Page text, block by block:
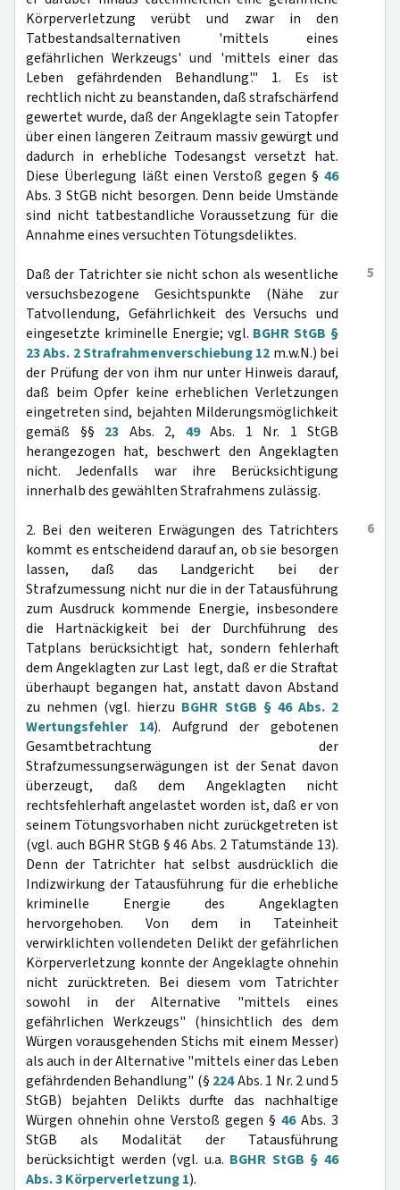
Körperverletzung verübt und zwar in den
Tatbestandsalternativen 'mittels eines
gefährlichen Werkzeugs' und 'mittels einer das
Leben gefährdenden Behandlung'." 1. Es ist
rechtlich nicht zu beanstanden, daß strafschärfend
gewertet wurde, daß der Angeklagte sein Tatopfer
über einen längeren Zeitraum massiv gewürgt und
dadurch in erhebliche Todesangst versetzt hat.
Diese Überlegung läßt einen Verstoß gegen § 46
Abs. 3 StGB nicht besorgen. Denn beide Umstände
sind nicht tatbestandliche Voraussetzung für die
Annahme eines versuchten Tötungsdeliktes.
5
Daß der Tatrichter sie nicht schon als wesentliche
versuchsbezogene Gesichtspunkte (Nähe zur
Tatvollendung, Gefährlichkeit des Versuchs und
eingesetzte kriminelle Energie; vgl. BGHR StGB §
23 Abs. 2 Strafrahmenverschiebung 12 m.w.N.) bei
der Prüfung der von ihm nur unter Hinweis darauf,
daß beim Opfer keine erheblichen Verletzungen
eingetreten sind, bejahten Milderungsmöglichkeit
gemäß §§ 23 Abs. 2, 49Abs. 1 Nr. 1 StGB
herangezogen hat, beschwert den Angeklagten
nicht. Jedenfalls war ihre Berücksichtigung
innerhalb des gewählten Strafrahmens zulässig.
6
2. Bei den weiteren Erwägungen des Tatrichters
kommt es entscheidend darauf an, ob sie besorgen
lassen, daß das Landgericht bei der
Strafzumessung nicht nur die in der Tatausführung
zum Ausdruck kommende Energie, insbesondere
die Hartnäckigkeit bei der Durchführung des
Tatplans berücksichtigt hat, sondern fehlerhaft
dem Angeklagten zur Last legt, daß er die Straftat
überhaupt begangen hat, anstatt davon Abstand
zu nehmen (vgl. hierzu BGHR StGB § 46 Abs. 2
Wertungsfehler 14). Aufgrund der gebotenen
Gesamtbetrachtung der
Strafzumessungserwägungen ist der Senat davon
überzeugt, daß dem Angeklagten nicht
rechtsfehlerhaft angelastet worden ist, daß er von
seinem Tötungsvorhaben nicht zurückgetreten ist
(vgl. auch BGHR StGB § 46 Abs. 2 Tatumstände 13).
Denn der Tatrichter hat selbst ausdrücklich die
Indizwirkung der Tatausführung für die erhebliche
kriminelle Energie des Angeklagten
hervorgehoben. Von dem in Tateinheit
verwirklichten vollendeten Delikt der gefährlichen
Körperverletzung konnte der Angeklagte ohnehin
nicht zurücktreten. Bei diesem vom Tatrichter
sowohl in der Alternative "mittels eines
gefährlichen Werkzeugs" (hinsichtlich des dem
Würgen vorausgehenden Stichs mit einem Messer)
als auch in der Alternative "mittels einer das Leben
gefährdenden Behandlung" (§ 224Abs. 1 Nr. 2 und 5
StGB) bejahten Delikts durfte das nachhaltige
Würgen ohnehin ohne Verstoß gegen § 46Abs. 3
StGB als Modalität der Tatausführung
berücksichtigt werden (vgl. u.a. BGHR StGB § 46
Abs. 3 Körperverletzung 1).